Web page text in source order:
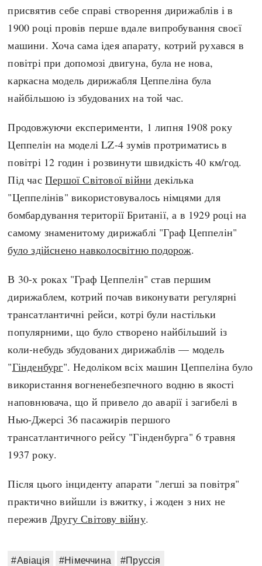
Регіони
Австралія
Азія
Америка
А(нта)рктика
Африка
Європа
Індекси
Нові статті
Популярні статті
Всі статті
Визначальні події
#Хештеги
Автори
done
присвятив себе справі створення дирижаблів і в
1900 році провів перше вдале випробування своєї
машини. Хоча сама ідея апарату, котрий рухався в
повітрі при допомозі двигуна, була не нова,
каркасна модель дирижабля Цеппеліна була
найбільшою із збудованих на той час.
Продовжуючи експерименти, 1 липня 1908 року
Цеппелін на моделі LZ-4 зумів протриматись в
повітрі 12 годин і розвинути швидкість 40 км/год.
Під часПершої Світової війни декілька
"Цеппелінів" використовувалось німцями для
бомбардування території Британії, а в 1929 році на
самому знаменитому дирижаблі "Граф Цеппелін"
було здійснено навколосвітню подорож.
В 30-х роках "Граф Цеппелін" став першим
дирижаблем, котрий почав виконувати регулярні
трансатлантичні рейси, котрі були настільки
популярними, що було створено найбільший із
коли-небудь збудованих дирижаблів — модель
"Гінденбург". Недоліком всіх машин Цеппеліна було
використання вогненебезпечного водню в якості
наповнювача, що й привело до аварії і загибелі в
Нью-Джерсі 36 пасажирів першого
трансатлантичного рейсу "Гінденбурга" 6 травня
1937 року.
Після цього інциденту апарати "легші за повітря"
практично вийшли із вжитку, і жоден з них не
пережив Другу Світову війну.
#Авіація #Німеччина #Пруссія